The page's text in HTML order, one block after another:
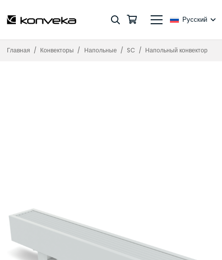
Русский
Главная / Конвекторы / Напольные / SC / Напольный конвектор